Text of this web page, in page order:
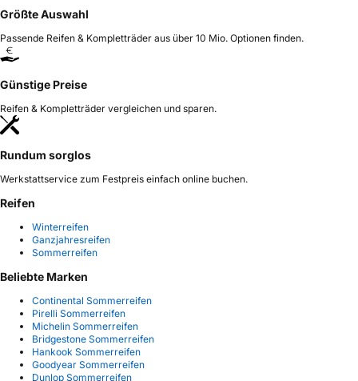
Größte Auswahl
Passende Reifen & Kompletträder aus über 10 Mio. Optionen finden.
Günstige Preise
Reifen & Kompletträder vergleichen und sparen.
Rundum sorglos
Werkstattservice zum Festpreis einfach online buchen.
Reifen
Winterreifen
Ganzjahresreifen
Sommerreifen
Beliebte Marken
Continental Sommerreifen
Pirelli Sommerreifen
Michelin Sommerreifen
Bridgestone Sommerreifen
Hankook Sommerreifen
Goodyear Sommerreifen
Dunlop Sommerreifen